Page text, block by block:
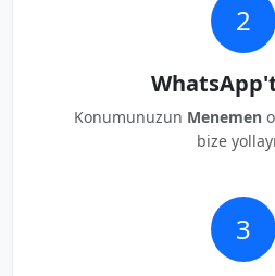
2
Konumunuzun Menemen
bize
3